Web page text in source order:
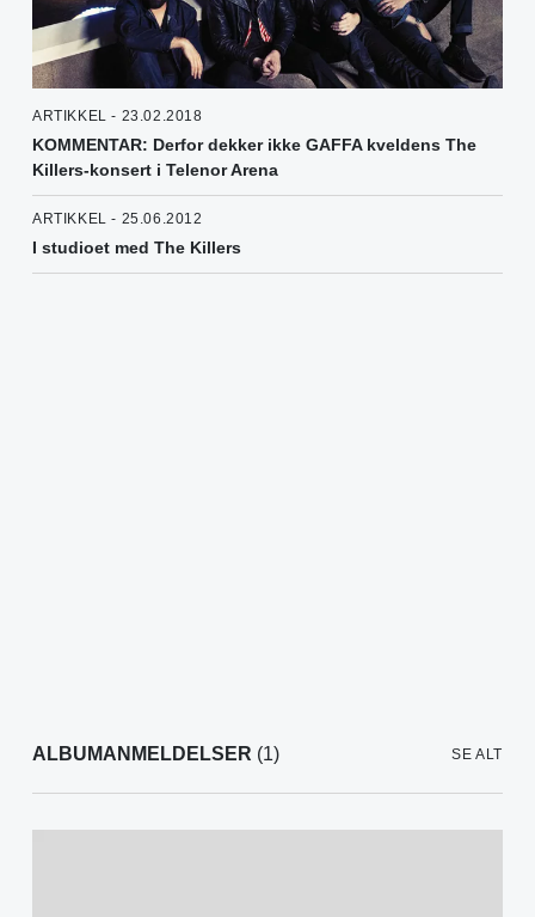
ARTIKKEL - 23.02.2018
KOMMENTAR: Derfor dekker ikke GAFFA kveldens The
Killers-konsert i Telenor Arena
ARTIKKEL - 25.06.2012
I studioet med The Killers
ALBUMANMELDELSER (1) SE ALT